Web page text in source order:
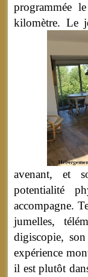
programmée
kilomètre. Le
avenant, et
potentialité
accompagne.
jumelles,
digiscopie,
expérience
il est plutôt